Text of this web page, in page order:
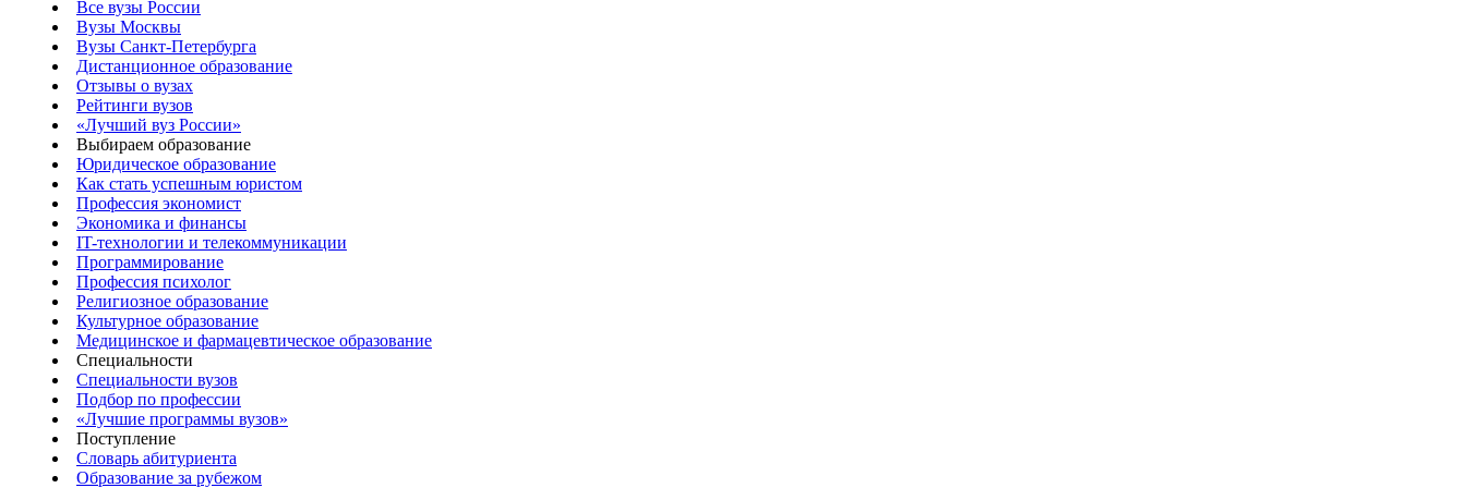
Все вузы России
Вузы Москвы
Вузы Санкт-Петербурга
Дистанционное образование
Отзывы о вузах
Рейтинги вузов
«Лучший вуз России»
Выбираем образование
Юридическое образование
Как стать успешным юристом
Профессия экономист
Экономика и финансы
IT-технологии и телекоммуникации
Программирование
Профессия психолог
Религиозное образование
Культурное образование
Медицинское и фармацевтическое образование
Специальности
Специальности вузов
Подбор по профессии
«Лучшие программы вузов»
Поступление
Словарь абитуриента
Образование за рубежом